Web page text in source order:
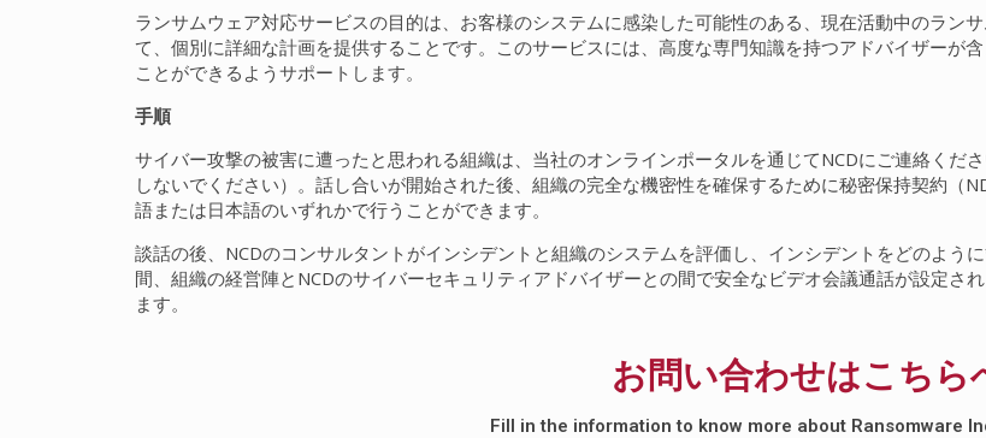
ランサムウェア対応サービスの目的は、お客様のシステムに感染した可能性のある、現在活動中のラン
て、個別に詳細な計画を提供することです。このサービスには、高度な専門知識を持つアドバイザーが
ことができるようサポートします。
手順
サイバー攻撃の被害に遭ったと思われる組織は、当社のオンラインポータルを通じてNCDにご連絡くだ
しないでください）。話し合いが開始された後、組織の完全な機密性を確保するために秘密保持契約（
語または日本語のいずれかで行うことができます。
談話の後、NCDのコンサルタントがインシデントと組織のシステムを評価し、インシデントをどのよう
間、組織の経営陣とNCDのサイバーセキュリティアドバイザーとの間で安全なビデオ会議通話が設定さ
ます。
お問い合わせはこちら
Fill in the information to know more about Ransomware